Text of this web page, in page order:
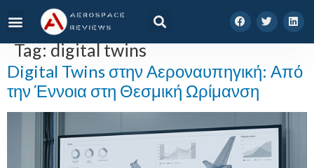
Tag:digital twins
Digital Twins στην Αεροναυπηγική: Από
την Έννοια στη Θεσμική Ωρίμανση